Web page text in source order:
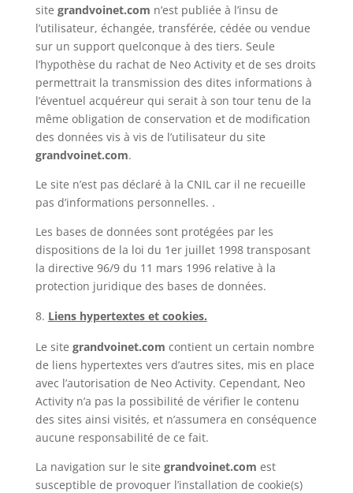
site grandvoinet.com n’est publiée à l’insu de
l’utilisateur, échangée, transférée, cédée ou vendue
sur un support quelconque à des tiers. Seule
l’hypothèse du rachat de Neo Activity et de ses droits
permettrait la transmission des dites informations à
l’éventuel acquéreur qui serait à son tour tenu de la
même obligation de conservation et de modification
des données vis à vis de l’utilisateur du site
grandvoinet.com.
Le site n’est pas déclaré à la CNIL car il ne recueille
pas d’informations personnelles. .
Les bases de données sont protégées par les
dispositions de la loi du 1er juillet 1998 transposant
la directive 96/9 du 11 mars 1996 relative à la
protection juridique des bases de données.
Liens hypertextes et cookies.
Le site grandvoinet.com contient un certain nombre
de liens hypertextes vers d’autres sites, mis en place
avec l’autorisation de Neo Activity. Cependant, Neo
Activity n’a pas la possibilité de vérifier le contenu
des sites ainsi visités, et n’assumera en conséquence
aucune responsabilité de ce fait.
La navigation sur le site grandvoinet.com est
susceptible de provoquer l’installation de cookie(s)